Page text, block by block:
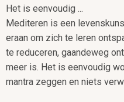
Het is eenvoudig ...
Mediteren is een
eraan om zich te leren
te reduceren, gaandeweg
meer is. Het is eenvoudig
mantra zeggen en niets